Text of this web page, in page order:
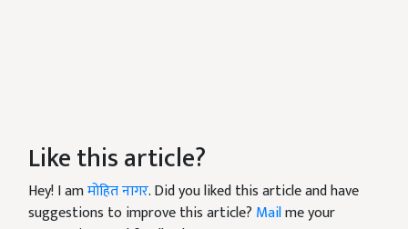
Like this article?
Hey! I amमोहित नागर. Did you liked this article and have
suggestions to improve this article? Mailme your